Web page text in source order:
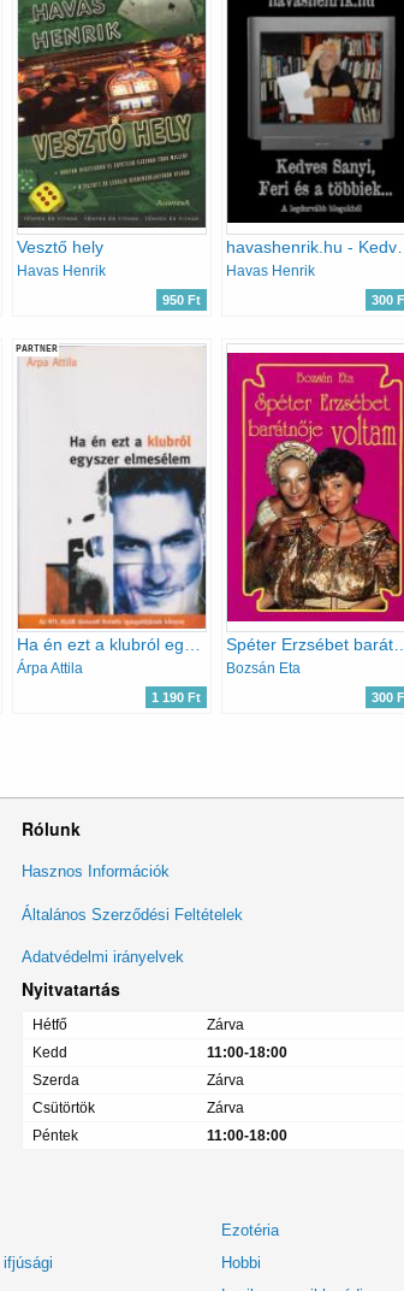
Vesztő hely
Havas Henrik
950 Ft
havashenrik.hu - Kedves Sanyi, Feri és a többiek...
Havas Henrik
300
PARTNER
Árpa Attila
1 190 Ft
Spéter Erzsébet barátnője voltam
Bozsán Eta
300
Rólunk
Lábléc
menü
Hasznos Információk
Általános Szerződési Feltételek
Adatvédelmi irányelvek
Nyitvatartás
Hétfő
Zárva
Kedd
11:00-18:00
Szerda
Zárva
Csütörtök
Zárva
Péntek
11:00-18:00
Ezotéria
Hobbi